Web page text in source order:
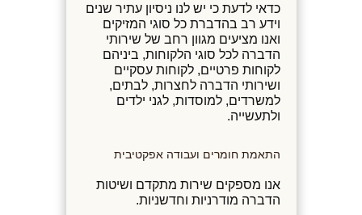
כדאי לדעת כי יש לנו ניסיון עתיר שנים
וידע רב בהדברת כל סוגי המזיקים
ואנו מציעים מגוון רחב של שירותי
הדברה לכל סוגי הלקוחות, ביניהם
לקוחות פרטיים, לקוחות עסקיים
ושירותי הדברה לחצרות, לבתים,
למשרדים, למוסדות, לגני ילדים
ולתעשייה.
התאמת חומרים ועבודה אפקטיבית
אנו מספקים שירות מתקדם ושיטות
הדברה מודרניות וחדשניות.